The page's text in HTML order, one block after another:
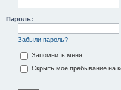
Пароль:
Забыли пароль?
Запомнить меня
Скрыть моё пребывание на